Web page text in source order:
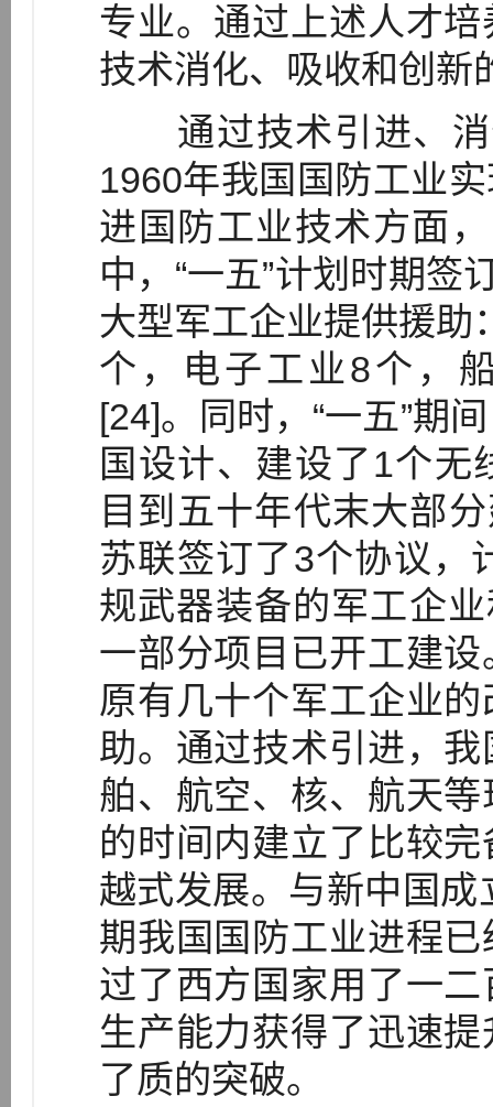
专业。通过上述人才
技术消化、吸收和创新
通过技术引进、消
1960年我国国防工业
进国防工业技术方面
中，“一五”计划时期签
大型军工企业提供援助
个，电子工业8个，
[24]。同时，“一五”期
国设计、建设了1个无
目到五十年代末大部
苏联签订了3个协议，
规武器装备的军工企
一部分项目已开工建
原有几十个军工企业
助。通过技术引进，
舶、航空、核、航天
的时间内建立了比较
越式发展。与新中国
期我国国防工业进程
过了西方国家用了一
生产能力获得了迅速
了质的突破。